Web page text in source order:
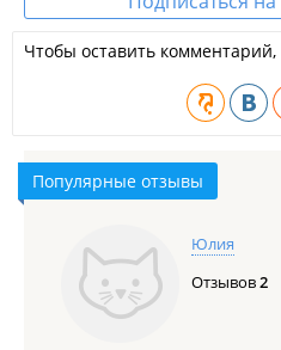
машина, оборудованная всем
для передвижения.
Возможна оплата переводом с
Чтобы оставить комментарий,
Популярные отзывы
Юлия
Отзывов2